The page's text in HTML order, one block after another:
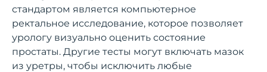
стандартом является компьютерное
ректальное исследование, которое позволяет
урологу визуально оценить состояние
простаты. Другие тесты могут включать мазок
из уретры, чтобы исключить любые